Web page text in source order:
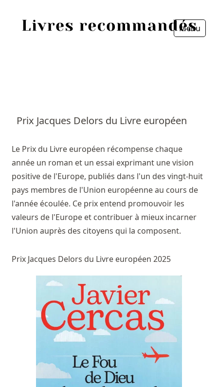
Menu
Prix Jacques Delors du Livre européen
Le Prix du Livre européen récompense chaque
année un roman et un essai exprimant une vision
positive de l'Europe, publiés dans l'un des vingt-huit
pays membres de l'Union européenne au cours de
l'année écoulée. Ce prix entend promouvoir les
valeurs de l'Europe et contribuer à mieux incarner
l'Union auprès des citoyens qui la composent.
Prix Jacques Delors du Livre européen 2025
Livres
Livres les plus recommandés
Prix littéraires
Fermer